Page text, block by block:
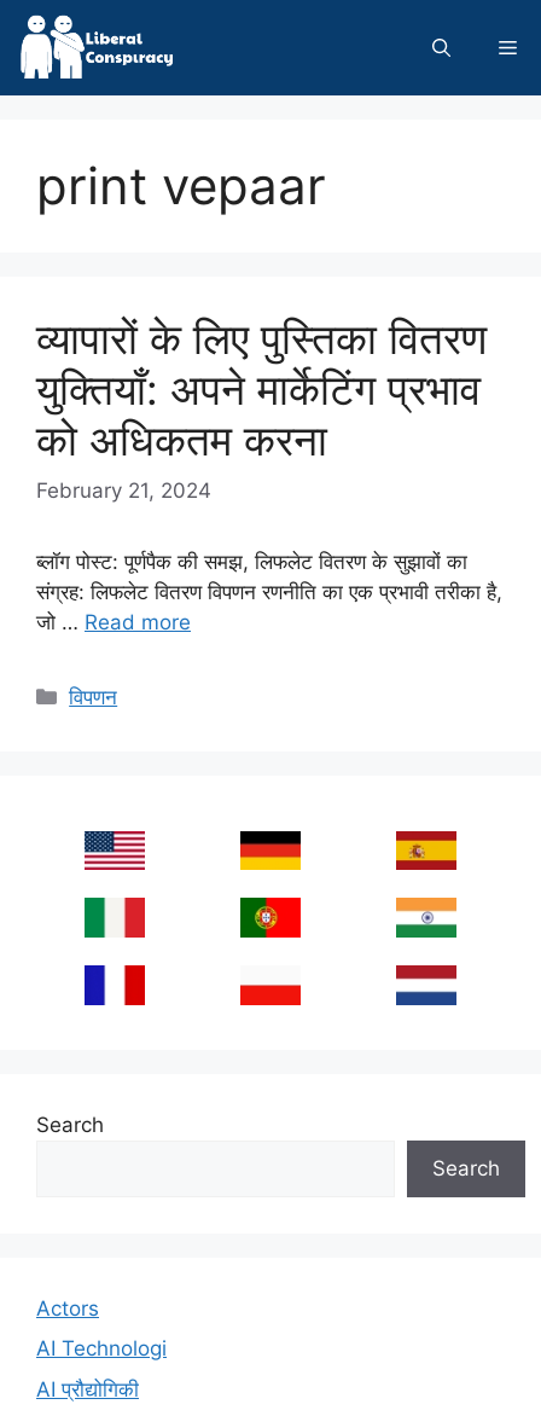
Skip
content
print vepaar
व्यापारों के लिए पुस्तिका वितरण
युक्तियाँ: अपने मार्केटिंग प्रभाव
को अधिकतम करना
February 21, 2024
ब्लॉग पोस्ट: पूर्णपैक की समझ, लिफलेट वितरण के सुझावों का
संग्रह: लिफलेट वितरण विपणन रणनीति का एक प्रभावी तरीका है,
जो … Read more
Categories
विपणन
Search
Search
Actors
AI Technologi
AI प्रौद्योगिकी